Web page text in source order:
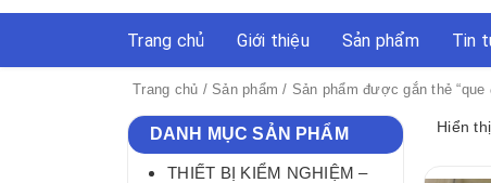
Trang chủ Giới thiệu Sản phẩm Tin
Trang chủ / Sản phẩm / Sản phẩm được gắn thẻ “que
DANH MỤC SẢN PHẨM
THIẾT BỊ KIỂM NGHIỆM –
Hiển